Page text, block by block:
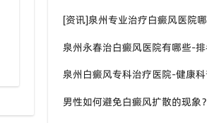
男性如何避免白癜风扩散的现象？